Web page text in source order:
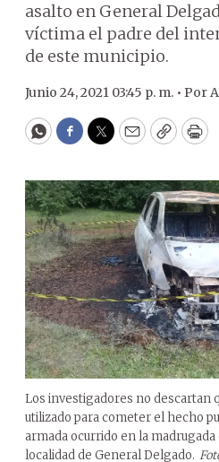
asalto en General
víctima el padre del
de este municipio.
Junio 24, 2021 03:45 p. m. • Por
WhatsApp
Facebook
Twitter
EmailCopy
Los investigadores no descartan
utilizado para cometer el hecho
armada ocurrido en la madrugada
localidad de General Delgado.